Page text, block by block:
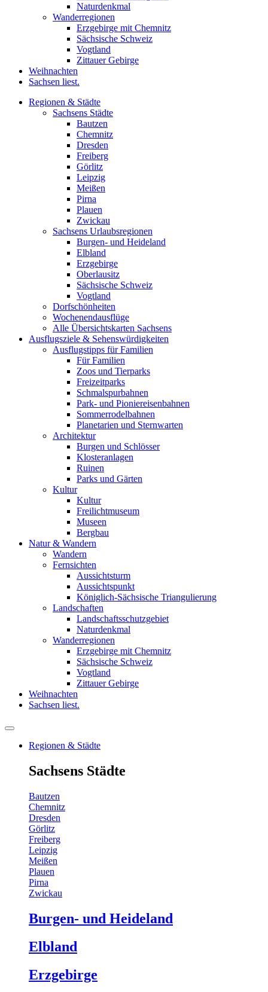
Naturdenkmal
Wanderregionen
Erzgebirge mit Chemnitz
Sächsische Schweiz
Vogtland
Zittauer Gebirge
Weihnachten
Sachsen liest.
Regionen & Städte
Sachsens Städte
Bautzen
Chemnitz
Dresden
Freiberg
Görlitz
Leipzig
Meißen
Pirna
Plauen
Zwickau
Sachsens Urlaubsregionen
Burgen- und Heideland
Elbland
Erzgebirge
Oberlausitz
Sächsische Schweiz
Vogtland
Dorfschönheiten
Wochenendausflüge
Alle Übersichtskarten Sachsens
Ausflugsziele & Sehenswürdigkeiten
Ausflugstipps für Familien
Für Familien
Zoos und Tierparks
Freizeitparks
Schmalspurbahnen
Park- und Pioniereisenbahnen
Sommerrodelbahnen
Planetarien und Sternwarten
Architektur
Burgen und Schlösser
Klosteranlagen
Ruinen
Parks und Gärten
Kultur
Kultur
Freilichtmuseum
Museen
Bergbau
Natur & Wandern
Wandern
Fernsichten
Aussichtsturm
Aussichtspunkt
Königlich-Sächsische Triangulierung
Landschaften
Landschaftsschutzgebiet
Naturdenkmal
Wanderregionen
Erzgebirge mit Chemnitz
Sächsische Schweiz
Vogtland
Zittauer Gebirge
Weihnachten
Sachsen liest.
Regionen & Städte
Sachsens Städte
Bautzen
Chemnitz
Dresden
Görlitz
Freiberg
Leipzig
Meißen
Plauen
Pirna
Zwickau
Burgen- und Heideland
Elbland
Erzgebirge